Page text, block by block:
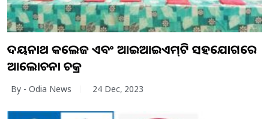
ଉଦୟନାଥ କଲେଜ ଏବଂ ଆଇଆଇଏମ୍‌ଟି ସହଯୋଗରେ
ଆଲୋଚନା ଚକ୍ର
By - Odia News 24 Dec, 2023